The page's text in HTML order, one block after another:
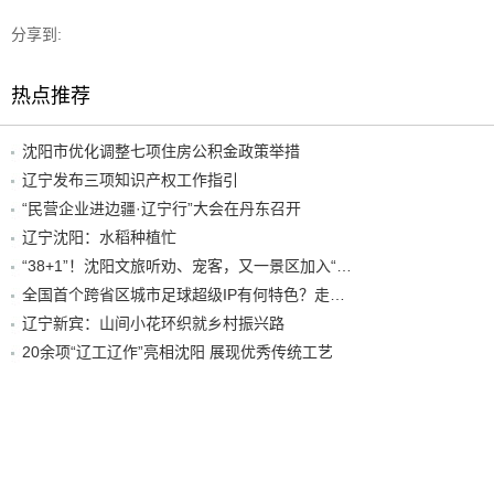
分享到:
热点推荐
沈阳市优化调整七项住房公积金政策举措
辽宁发布三项知识产权工作指引
“民营企业进边疆·辽宁行”大会在丹东召开
辽宁沈阳：水稻种植忙
辽宁新宾：山间小花环织就乡村振兴路
20余项“辽工辽作”亮相沈阳 展现优秀传统工艺